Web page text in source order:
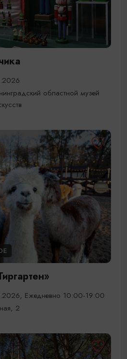
областной музей
Ежедневно 10:00-19:00
2